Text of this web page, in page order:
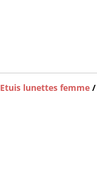
Etuis lunettes femme /